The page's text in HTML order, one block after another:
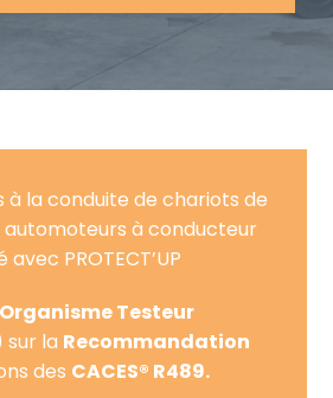
à la conduite de chariots de
à conducteur
PROTECT’UP
Organisme Testeur
sur la Recommandation
des CACES® R489.